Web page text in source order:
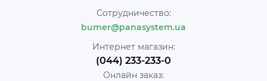
Сотрудничество:
bumer@panasystem.ua
Интернет магазин:
(044) 233-233-0
Онлайн заказ: